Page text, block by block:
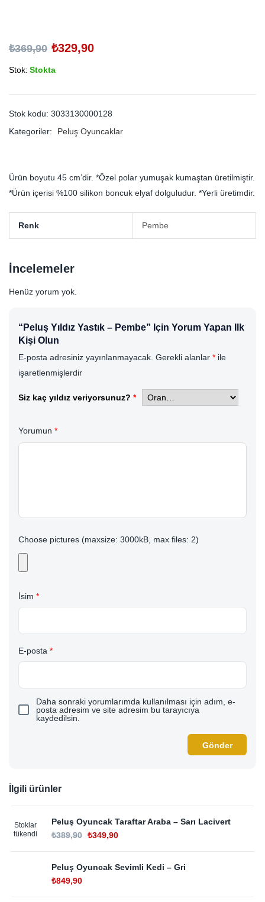
₺369,90 ₺329,90
Stok: Stokta
Stok kodu: 3033130000128
Kategoriler:
Peluş Oyuncaklar
Ürün boyutu 45 cm’dir. *Özel polar yumuşak kumaştan üretilmiştir.
*Ürün içerisi %100 silikon boncuk elyaf dolguludur. *Yerli üretimdir.
Renk Pembe
İncelemeler
Henüz yorum yok.
“Peluş Yıldız Yastık – Pembe” Için Yorum Yapan Ilk
Kişi Olun
E-posta adresiniz yayınlanmayacak. Gerekli alanlar * ile
işaretlenmişlerdir
Siz kaç yıldız veriyorsunuz? *
Yorumun *
Choose pictures (maxsize: 3000kB, max files: 2)
İsim *
E-posta *
Daha sonraki yorumlarımda kullanılması için adım, e-
posta adresim ve site adresim bu tarayıcıya
kaydedilsin.
İlgili ürünler
Stoklar
tükendi
Peluş Oyuncak Taraftar Araba – Sarı Lacivert
₺389,90 ₺349,90
Peluş Oyuncak Sevimli Kedi – Gri
₺849,90